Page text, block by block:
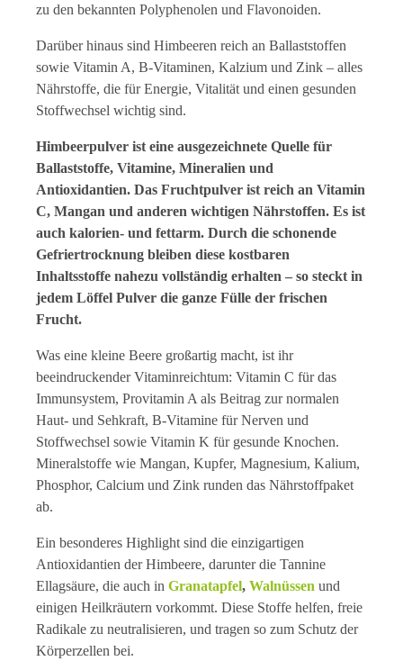
zu den bekannten Polyphenolen und Flavonoiden.
Darüber hinaus sind Himbeeren reich an Ballaststoffen
sowie Vitamin A, B-Vitaminen, Kalzium und Zink – alles
Nährstoffe, die für Energie, Vitalität und einen gesunden
Stoffwechsel wichtig sind.
Himbeerpulver ist eine ausgezeichnete Quelle für
Ballaststoffe, Vitamine, Mineralien und
Antioxidantien. Das Fruchtpulver ist reich an Vitamin
C, Mangan und anderen wichtigen Nährstoffen. Es ist
auch kalorien- und fettarm. Durch die schonende
Gefriertrocknung bleiben diese kostbaren
Inhaltsstoffe nahezu vollständig erhalten – so steckt in
jedem Löffel Pulver die ganze Fülle der frischen
Frucht.
Was eine kleine Beere großartig macht, ist ihr
beeindruckender Vitaminreichtum: Vitamin C für das
Immunsystem, Provitamin A als Beitrag zur normalen
Haut- und Sehkraft, B-Vitamine für Nerven und
Stoffwechsel sowie Vitamin K für gesunde Knochen.
Mineralstoffe wie Mangan, Kupfer, Magnesium, Kalium,
Phosphor, Calcium und Zink runden das Nährstoffpaket
ab.
Ein besonderes Highlight sind die einzigartigen
Antioxidantien der Himbeere, darunter die Tannine
Ellagsäure, die auch in Granatapfel, Walnüssen und
einigen Heilkräutern vorkommt. Diese Stoffe helfen, freie
Radikale zu neutralisieren, und tragen so zum Schutz der
Körperzellen bei.